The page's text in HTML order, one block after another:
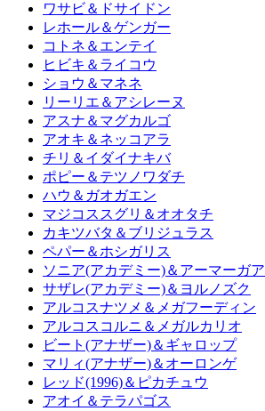
ワサビ＆ドサイドン
レホール＆ゲンガー
コトネ＆エンテイ
ヒビキ＆ライコウ
ショウ＆マネネ
リーリエ＆アシレーヌ
アスナ＆マグカルゴ
アオキ＆ネッコアラ
チリ＆イダイナキバ
ポピー＆テツノワダチ
ハウ＆ガオガエン
マジコススグリ＆オオタチ
カキツバタ＆ブリジュラス
ペパー＆ホシガリス
ソニア(アカデミー)＆アーマーガア
サザレ(アカデミー)＆ヨルノズク
アルコスナツメ＆メガフーディン
アルコスコルニ＆メガルカリオ
ビート(アナザー)＆ギャロップ
マリィ(アナザー)＆オーロンゲ
レッド(1996)＆ピカチュウ
アオイ＆テラパゴス